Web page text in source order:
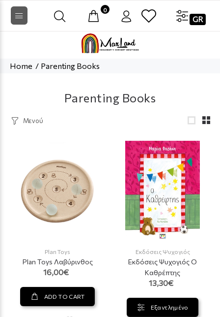
0
GR
Home Parenting Books
Parenting Books
Μενού
Plan Toys
Plan Toys Λαβύρινθος
16,00€
ADD TO CART
Εκδόσεις Ψυχογιός
Εκδόσεις Ψυχογιός Ο
Καθρέπτης
13,30€
Εξαντλημένο